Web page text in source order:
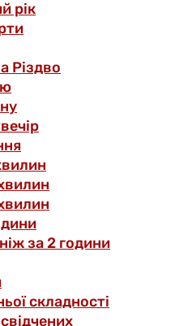
рік
Різдво
за 2 години
складності